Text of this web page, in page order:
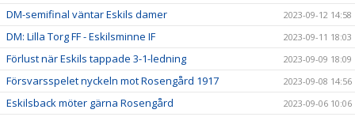
DM-semifinal väntar Eskils damer 2023-09-12 14:58
DM: Lilla Torg FF - Eskilsminne IF 2023-09-11 18:03
Förlust när Eskils tappade 3-1-ledning 2023-09-09 18:09
Försvarsspelet nyckeln mot Rosengård 1917 2023-09-08 14:56
Eskilsback möter gärna Rosengård 2023-09-06 10:06